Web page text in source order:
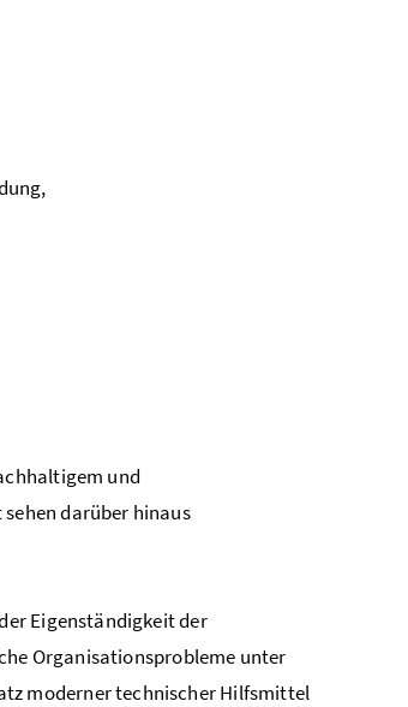
und
darüber hinaus
Eigenständigkeit der
Organisationsprobleme unter
moderner technischer Hilfsmittel